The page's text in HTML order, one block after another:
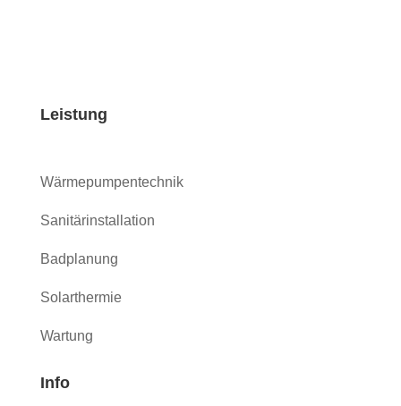
Leistung
Wärmepumpentechnik
Sanitärinstallation
Badplanung
Solarthermie
Wartung
Info